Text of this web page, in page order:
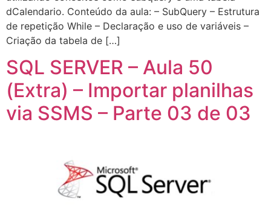
dCalendario. Conteúdo da aula: – SubQuery – Estrutura
de repetição While – Declaração e uso de variáveis –
Criação da tabela de […]
SQL SERVER – Aula 50
(Extra) – Importar planilhas
via SSMS – Parte 03 de 03